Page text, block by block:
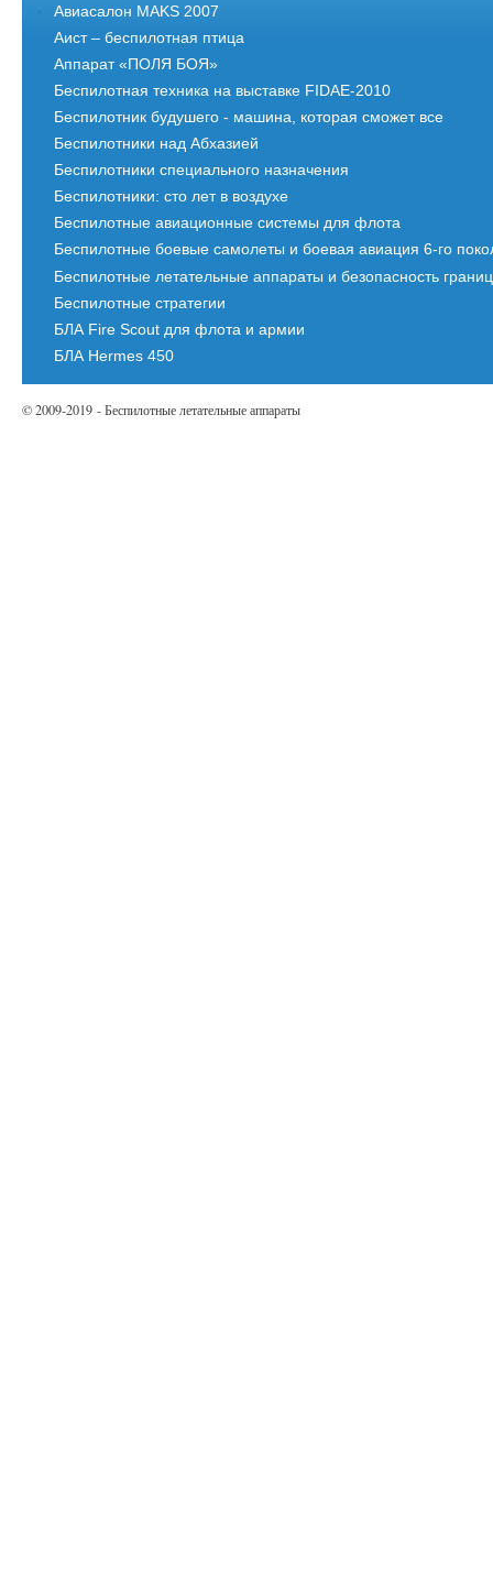
Авиасалон MAKS 2007
Аист – беспилотная птица
Аппарат «ПОЛЯ БОЯ»
Беспилотная техника на выставке FIDAE-2010
Беспилотник будушего - машина, которая сможет все
Беспилотники над Абхазией
Беспилотники специального назначения
Беспилотники: сто лет в воздухе
Беспилотные авиационные системы для флота
Беспилотные боевые самолеты и боевая авиация 6-го
Беспилотные летательные аппараты и безопасность границ
Беспилотные стратегии
БЛА Fire Scout для флота и армии
БЛА Hermes 450
© 2009-2019 - Беспилотные летательные аппараты